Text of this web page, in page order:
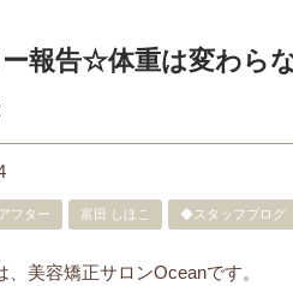
報告☆体重は変わら
フター 富田 しほこ ◆スタッフブログ
、美容矯正サロンOceanです。